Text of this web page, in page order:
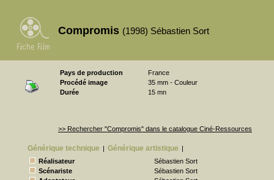
Compromis (1998) Sébastien Sort
Pays de production
France
Procédé image
35 mm - Couleur
Durée
15 mn
>> Rechercher "Compromis" dans le catalogue Ciné-Ressources
Générique technique | Générique artistique |
Réalisateur
Sébastien Sort
Scénariste
Sébastien Sort